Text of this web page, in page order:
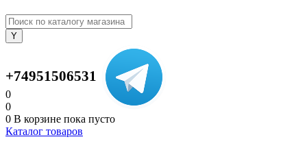
+74951506531
0
0
0 В корзине пока пусто
Каталог товаров